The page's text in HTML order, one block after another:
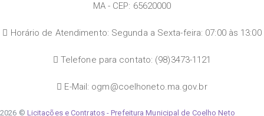
MA - CEP: 65620000
Horário de Atendimento: Segunda a Sexta-feira: 07:00 às 13:00
Telefone para contato: (98)3473-1121
E-Mail: ogm@coelhoneto.ma.gov.br
2026 © Licitações e Contratos - Prefeitura Municipal de Coelho Neto